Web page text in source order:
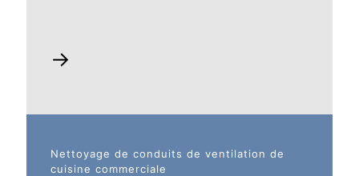
→
Nettoyage de conduits de ventilation de
cuisine commerciale